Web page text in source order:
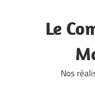
Le
Nos